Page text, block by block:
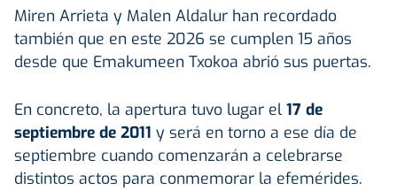
Miren Arrieta y Malen Aldalur han recordado
también que en este 2026 se cumplen 15 años
desde que Emakumeen Txokoa abrió sus puertas.
En concreto, la apertura tuvo lugar el 17 de
septiembre de 2011 y será en torno a ese día de
septiembre cuando comenzarán a celebrarse
distintos actos para conmemorar la efemérides.